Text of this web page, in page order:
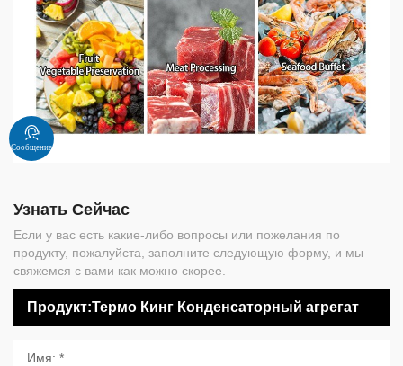
Узнать Сейчас
Если у вас есть какие-либо вопросы или пожелания по
продукту, пожалуйста, заполните следующую форму, и мы
свяжемся с вами как можно скорее.
Сообщение